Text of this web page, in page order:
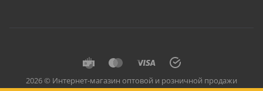
2026 © Интернет-магазин оптовой и розничной продажи